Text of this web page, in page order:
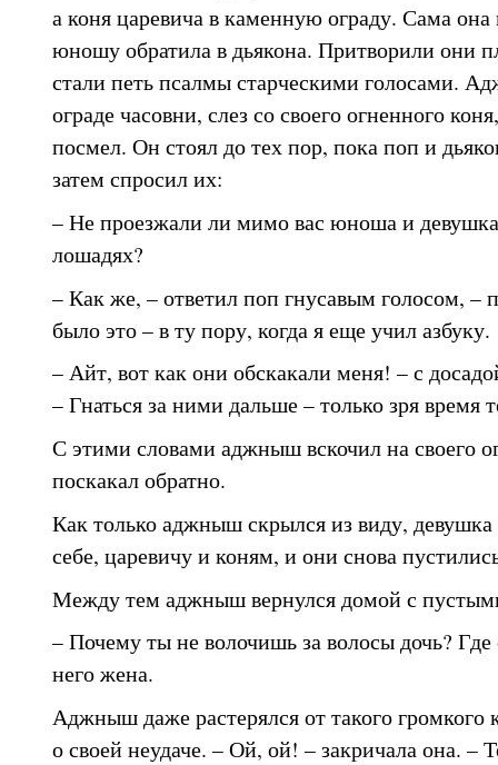
а коня царевича в каменную ограду. Сама она
юношу обратила в дьякона. Притворили они
стали петь псалмы старческими голосами.
ограде часовни, слез со своего огненного
посмел. Он стоял до тех пор, пока поп и
затем спросил их:
– Не проезжали ли мимо вас юноша и
лошадях?
– Как же, – ответил поп гнусавым голосом, –
было это – в ту пору, когда я еще учил азбуку.
– Айт, вот как они обскакали меня! – с
– Гнаться за ними дальше – только зря время
С этими словами аджныш вскочил на своего
поскакал обратно.
Как только аджныш скрылся из виду,
себе, царевичу и коням, и они снова
Между тем аджныш вернулся домой с
– Почему ты не волочишь за волосы дочь? Где
него жена.
Аджныш даже растерялся от такого громкого
о своей неудаче. – Ой, ой! – закричала она. –